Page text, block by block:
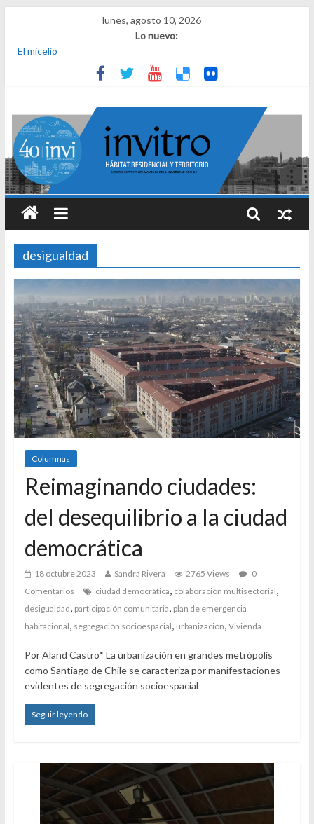
lunes, agosto 10, 2026
Lo nuevo:
El micelio
Receta para viajar al pasado
Una noche y el amanecer en Dignidad
INVI
El derecho a habitar
desigualdad
Columnas
Reimaginando ciudades:
del desequilibrio a la ciudad
democrática
18 octubre 2023 Sandra Rivera 2765 Views
0
Comentarios
ciudad democrática, colaboración multisectorial,
desigualdad, participación comunitaria, plan de emergencia
habitacional, segregación socioespacial, urbanización, Vivienda
Por Aland Castro* La urbanización en grandes metrópolis
como Santiago de Chile se caracteriza por manifestaciones
evidentes de segregación socioespacial
Seguir leyendo